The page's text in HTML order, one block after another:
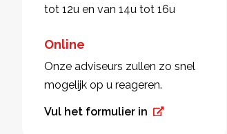
tot 12u en van 14u tot 16u
Online
Onze adviseurs zullen zo snel
mogelijk op u reageren.
Vul het formulier in